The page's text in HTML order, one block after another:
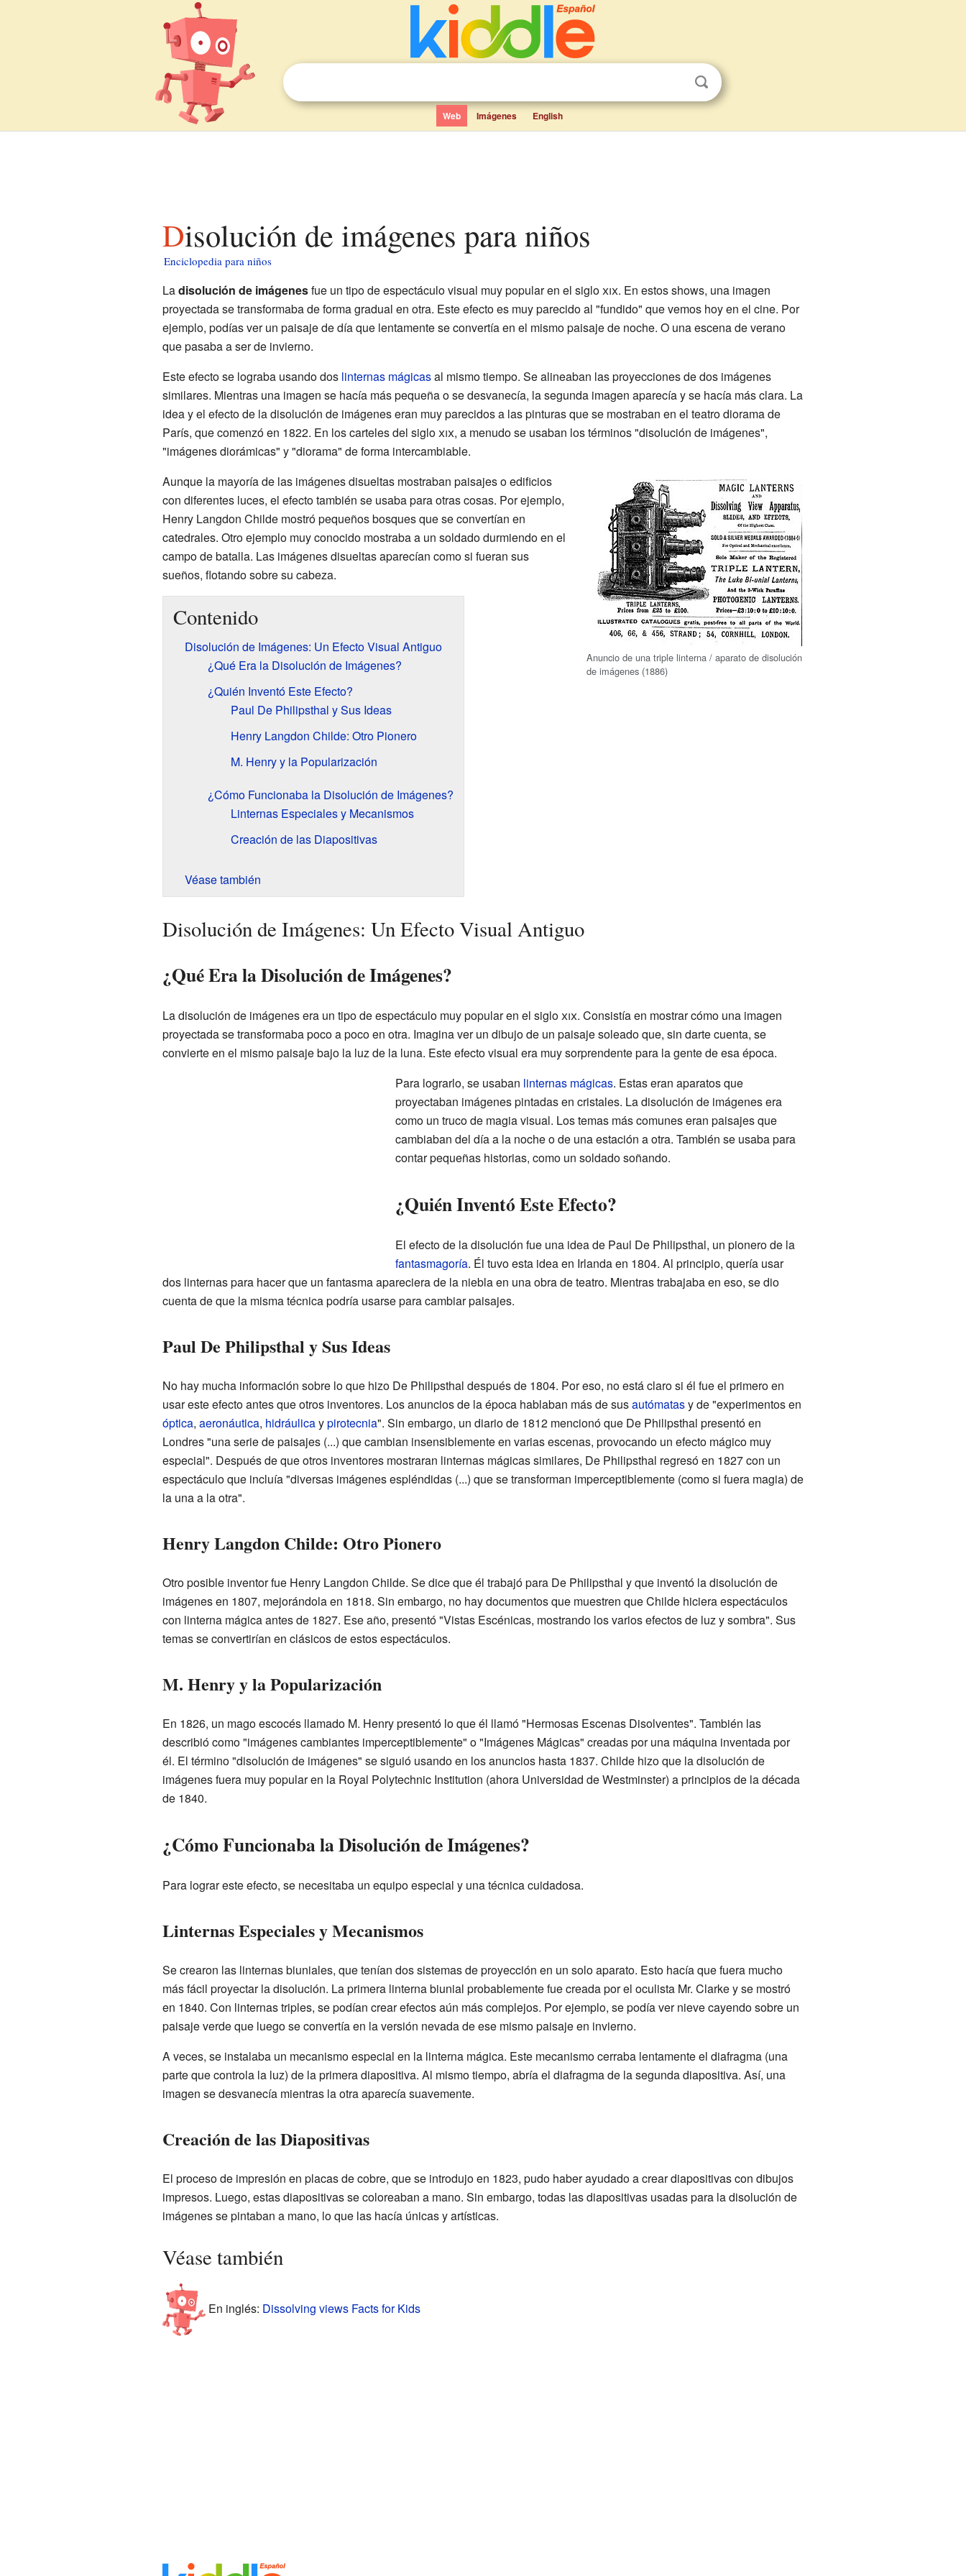
Web Imágenes English
Disolución de imágenes para niños
Enciclopedia para niños
Ladisolución de imágenesfue un tipo de espectáculo visual muy popular en el sigloxix. En estos shows, una imagen
proyectada se transformaba de forma gradual en otra. Este efecto es muy parecido al "fundido" que vemos hoy en el cine. Por
ejemplo, podías ver un paisaje de día que lentamente se convertía en el mismo paisaje de noche. O una escena de verano
que pasaba a ser de invierno.
Este efecto se lograba usando dos linternas mágicasal mismo tiempo. Se alineaban las proyecciones de dos imágenes
similares. Mientras una imagen se hacía más pequeña o se desvanecía, la segunda imagen aparecía y se hacía más clara. La
idea y el efecto de la disolución de imágenes eran muy parecidos a las pinturas que se mostraban en el teatro diorama de
París, que comenzó en 1822. En los carteles del sigloxix, a menudo se usaban los términos "disolución de imágenes",
"imágenes diorámicas" y "diorama" de forma intercambiable.
Anuncio de una triple linterna / aparato de disolución
de imágenes (1886)
Aunque la mayoría de las imágenes disueltas mostraban paisajes o edificios
con diferentes luces, el efecto también se usaba para otras cosas. Por ejemplo,
Henry Langdon Childe mostró pequeños bosques que se convertían en
catedrales. Otro ejemplo muy conocido mostraba a un soldado durmiendo en el
campo de batalla. Las imágenes disueltas aparecían como si fueran sus
sueños, flotando sobre su cabeza.
Contenido
Disolución de Imágenes: Un Efecto Visual Antiguo
¿Qué Era la Disolución de Imágenes?
¿Quién Inventó Este Efecto?
Paul De Philipsthal y Sus Ideas
Henry Langdon Childe: Otro Pionero
M. Henry y la Popularización
¿Cómo Funcionaba la Disolución de Imágenes?
Linternas Especiales y Mecanismos
Creación de las Diapositivas
Véase también
Disolución de Imágenes: Un Efecto Visual Antiguo
¿Qué Era la Disolución de Imágenes?
La disolución de imágenes era un tipo de espectáculo muy popular en el sigloxix. Consistía en mostrar cómo una imagen
proyectada se transformaba poco a poco en otra. Imagina ver un dibujo de un paisaje soleado que, sin darte cuenta, se
convierte en el mismo paisaje bajo la luz de la luna. Este efecto visual era muy sorprendente para la gente de esa época.
Para lograrlo, se usaban linternas mágicas. Estas eran aparatos que
proyectaban imágenes pintadas en cristales. La disolución de imágenes era
como un truco de magia visual. Los temas más comunes eran paisajes que
cambiaban del día a la noche o de una estación a otra. También se usaba para
contar pequeñas historias, como un soldado soñando.
¿Quién Inventó Este Efecto?
El efecto de la disolución fue una idea de Paul De Philipsthal, un pionero de la
fantasmagoría. Él tuvo esta idea en Irlanda en 1804. Al principio, quería usar
dos linternas para hacer que un fantasma apareciera de la niebla en una obra de teatro. Mientras trabajaba en eso, se dio
cuenta de que la misma técnica podría usarse para cambiar paisajes.
Paul De Philipsthal y Sus Ideas
No hay mucha información sobre lo que hizo De Philipsthal después de 1804. Por eso, no está claro si él fue el primero en
usar este efecto antes que otros inventores. Los anuncios de la época hablaban más de susautómatasy de "experimentos en
óptica, aeronáutica, hidráulicaypirotecnia". Sin embargo, un diario de 1812 mencionó que De Philipsthal presentó en
Londres "una serie de paisajes (...) que cambian insensiblemente en varias escenas, provocando un efecto mágico muy
especial". Después de que otros inventores mostraran linternas mágicas similares, De Philipsthal regresó en 1827 con un
espectáculo que incluía "diversas imágenes espléndidas (...) que se transforman imperceptiblemente (como si fuera magia) de
la una a la otra".
Henry Langdon Childe: Otro Pionero
Otro posible inventor fue Henry Langdon Childe. Se dice que él trabajó para De Philipsthal y que inventó la disolución de
imágenes en 1807, mejorándola en 1818. Sin embargo, no hay documentos que muestren que Childe hiciera espectáculos
con linterna mágica antes de 1827. Ese año, presentó "Vistas Escénicas, mostrando los varios efectos de luz y sombra". Sus
temas se convertirían en clásicos de estos espectáculos.
M. Henry y la Popularización
En 1826, un mago escocés llamado M. Henry presentó lo que él llamó "Hermosas Escenas Disolventes". También las
describió como "imágenes cambiantes imperceptiblemente" o "Imágenes Mágicas" creadas por una máquina inventada por
él. El término "disolución de imágenes" se siguió usando en los anuncios hasta 1837. Childe hizo que la disolución de
imágenes fuera muy popular en la Royal Polytechnic Institution (ahora Universidad de Westminster) a principios de la década
de 1840.
¿Cómo Funcionaba la Disolución de Imágenes?
Para lograr este efecto, se necesitaba un equipo especial y una técnica cuidadosa.
Linternas Especiales y Mecanismos
Se crearon las linternas biuniales, que tenían dos sistemas de proyección en un solo aparato. Esto hacía que fuera mucho
más fácil proyectar la disolución. La primera linterna biunial probablemente fue creada por el oculista Mr. Clarke y se mostró
en 1840. Con linternas triples, se podían crear efectos aún más complejos. Por ejemplo, se podía ver nieve cayendo sobre un
paisaje verde que luego se convertía en la versión nevada de ese mismo paisaje en invierno.
A veces, se instalaba un mecanismo especial en la linterna mágica. Este mecanismo cerraba lentamente el diafragma (una
parte que controla la luz) de la primera diapositiva. Al mismo tiempo, abría el diafragma de la segunda diapositiva. Así, una
imagen se desvanecía mientras la otra aparecía suavemente.
Creación de las Diapositivas
El proceso de impresión en placas de cobre, que se introdujo en 1823, pudo haber ayudado a crear diapositivas con dibujos
impresos. Luego, estas diapositivas se coloreaban a mano. Sin embargo, todas las diapositivas usadas para la disolución de
imágenes se pintaban a mano, lo que las hacía únicas y artísticas.
Véase también
En inglés: Dissolving views Facts for Kids